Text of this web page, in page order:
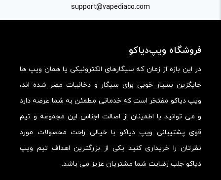
خودتان مثل شماره تماس، ایمیل و آی‌دی شبکه‌های اجتماعی
پرهیز کنید.
ارائه‌ی اطلاعات مشخص و دقیق برای راهنمایی سایر کاربران در
فرآیند خرید یک محصول توسط ایشان است.
با توجه به ساختار بخش نظرات، از پرسیدن سوال یا درخواست
راهنمایی در این بخش خودداری کرده و سوالات خود را در بخش
«پرسش و پاسخ» مطرح کنید.
کارایی:
support@vapediaco.com
فروشگاه ویپ‌دیاکو
در این بازه از زمان که سیگارهای الکترونیکی یا همان ویپ ها
جایگزین بسیار خوبی برای سیگار و دخانیات مضر شده اند،
ویپ دیاکو مفتخر است که خدماتی مطمئن به شما عرضه دارد
و می توانید با اطمینان از اصالت اجناس این مجموعه و تیم
قوی پشتیبانی ویپ دیاکو با خیالی راحت محصولات مورد
نظرتان را خریداری کنید یکی از بزرگترین اهداف تیم ویپ
دیاکو جلب رضایت شما مشتریان عزیز می باشد.